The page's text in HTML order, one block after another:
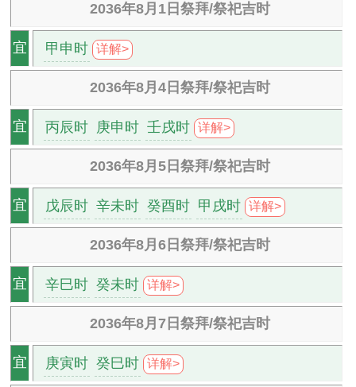
2036年8月1日祭拜/祭祀吉时
宜 甲申时 详解>
2036年8月4日祭拜/祭祀吉时
宜 丙辰时 庚申时 壬戌时 详解>
2036年8月5日祭拜/祭祀吉时
宜 戊辰时 辛未时 癸酉时 甲戌时 详解>
2036年8月6日祭拜/祭祀吉时
宜 辛巳时 癸未时 详解>
2036年8月7日祭拜/祭祀吉时
宜 庚寅时 癸巳时 详解>